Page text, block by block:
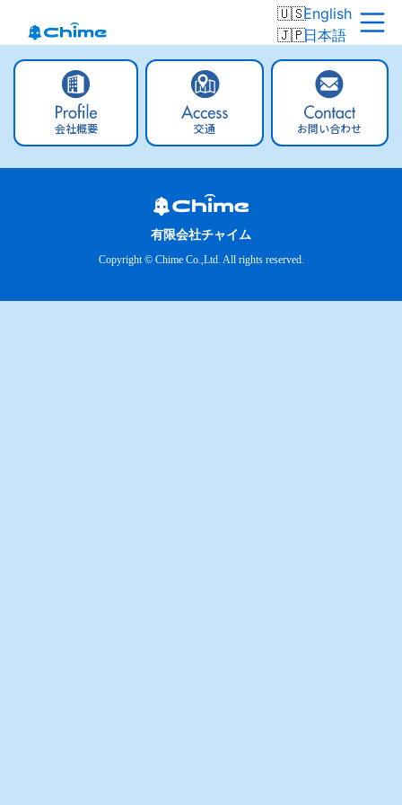
English
日本語
会社概要 交通 お問い合わせ
有限会社チャイム
Copyright © Chime Co.,Ltd. All rights reserved.